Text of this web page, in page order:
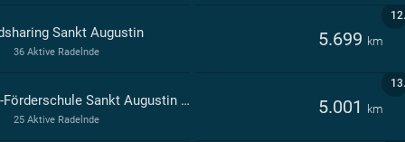
12.
Sankt Augustin 5.699 km
36 Aktive Radelnde
13.
LVR-Förderschule Sankt Augustin Frida-Kahlo-Schule, Förderschwerpunkt Körperliche und motorische Entwicklung Sankt Augustin 5.001 km
25 Aktive Radelnde